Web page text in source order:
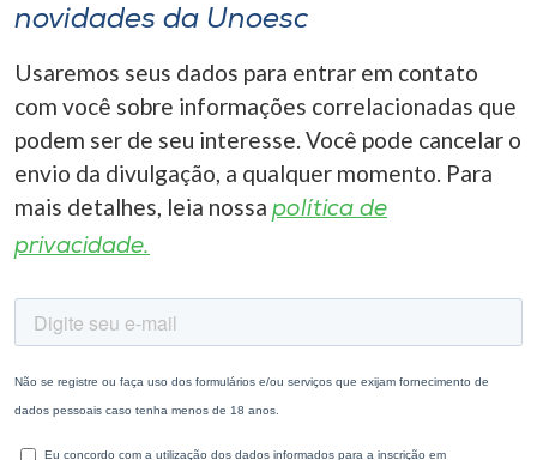
novidades da Unoesc
Usaremos seus dados para entrar em contato
com você sobre informações correlacionadas que
podem ser de seu interesse. Você pode cancelar o
envio da divulgação, a qualquer momento. Para
mais detalhes, leia nossa política de
privacidade.